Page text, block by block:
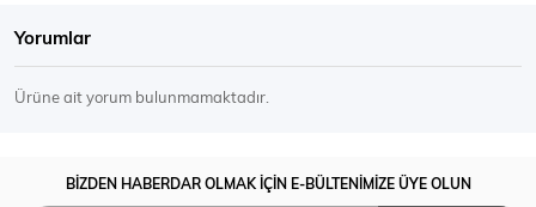
Yorumlar
Ürüne ait yorum bulunmamaktadır.
BİZDEN HABERDAR OLMAK İÇİN E-BÜLTENİMİZE ÜYE OLUN